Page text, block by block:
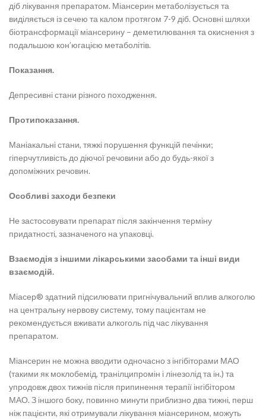
діб лікування препаратом. Міансерин метаболізується та
виділяється із сечею та калом протягом 7-9 діб. Основні шляхи
біотрансформації міансерину – деметилювання та окиснення з
подальшою кон’югацією метаболітів.
Показання.
Депресивні стани різного походження.
Протипоказання.
Маніакальні стани, тяжкі порушення функцій печінки;
гіперчутливість до діючої речовини або до будь-якої з
допоміжних речовин.
Особливі заходи безпеки
Не застосовувати препарат після закінчення терміну
придатності, зазначеного на упаковці.
Взаємодія з іншими лікарськими засобами та інші види
взаємодій.
Міасер® здатний підсилювати пригнічувальний вплив алкоголю
на центральну нервову систему, тому пацієнтам не
рекомендується вживати алкоголь під час лікування
препаратом.
Міансерин не можна вводити одночасно з інгібіторами МАО
(такими як моклобемід, транілципромін і лінезолід та ін.) та
упродовж двох тижнів після припинення терапії інгібітором
МАО. З іншого боку, повинно минути приблизно два тижні, перш
ніж пацієнти, які отримували лікування міансерином, можуть